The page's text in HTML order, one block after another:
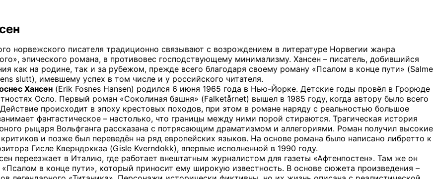
норвежского писателя традиционно связывают с возрождением в литературе Норвегии жанра
эпического романа, в противовес господствующему минимализму. Хансен – писатель, добившийся
как на родине, так и за рубежом, прежде всего благодаря своему роману «Псалом в конце пути» (Salme
slutt), имевшему успех в том числе и у российского читателя.
Хансен (Erik Fosnes Hansen) родился 6 июня 1965 года в Нью-Йорке. Детские годы провёл в Грорюде
Осло. Первый роман «Соколиная башня» (Falketårnet) вышел в 1985 году, когда автору было всего
происходит в эпоху крестовых походов, при этом в романе наряду с реальностью большое
фантастическое – настолько, что границы между ними порой стираются. Трагическая история
рыцаря Вольфганга рассказана с потрясающим драматизмом и аллегориями. Роман получил высокие
и позже был переведён на ряд европейских языков. На основе романа было написано либретто к
Гисле Кверндоккаа (Gisle Kverndokk), впервые исполненной в 1990 году.
переезжает в Италию, где работает внештатным журналистом для газеты «Афтенпостен». Там же он
в конце пути», который приносит ему широкую известность. В основе сюжета произведения –